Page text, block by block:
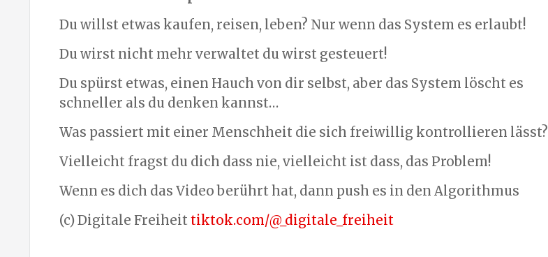
Du willst etwas kaufen, reisen, leben? Nur wenn das System es erlaubt!
Du wirst nicht mehr verwaltet du wirst gesteuert!
Du spürst etwas, einen Hauch von dir selbst, aber das System löscht es
schneller als du denken kannst…
Was passiert mit einer Menschheit die sich freiwillig kontrollieren lässt?
Vielleicht fragst du dich dass nie, vielleicht ist dass, das Problem!
Wenn es dich das Video berührt hat, dann push es in den Algorithmus
(c) Digitale Freiheit tiktok.com/@_digitale_freiheit